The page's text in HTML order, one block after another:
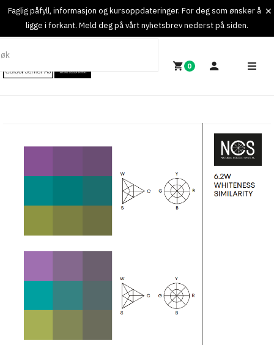
Faglig påfyll, informasjon og kursoppdateringer. For deg som ønsker å
ligge i forkant. Meld deg på vårt nyhetsbrev nederst på siden.
0